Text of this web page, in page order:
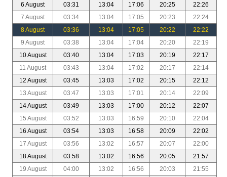
6 August
03:31 13:04 17:06 20:25
22:26
7 August
03:34 13:04 17:05 20:23
22:24
8 August
03:36 13:04 17:05 20:22
22:22
9 August
03:38 13:04 17:04 20:20
22:19
10 August
03:40 13:04 17:03 20:19
22:17
11 August
03:43 13:04 17:02 20:17
22:14
12 August
03:45 13:03 17:02 20:15
22:12
13 August
03:47 13:03 17:01 20:14
22:09
14 August
03:49 13:03 17:00 20:12
22:07
15 August
03:52 13:03 16:59 20:10
22:04
16 August
03:54 13:03 16:58 20:09
22:02
17 August
03:56 13:02 16:57 20:07
22:00
18 August
03:58 13:02 16:56 20:05
21:57
19 August
04:00 13:02 16:56 20:03
21:55